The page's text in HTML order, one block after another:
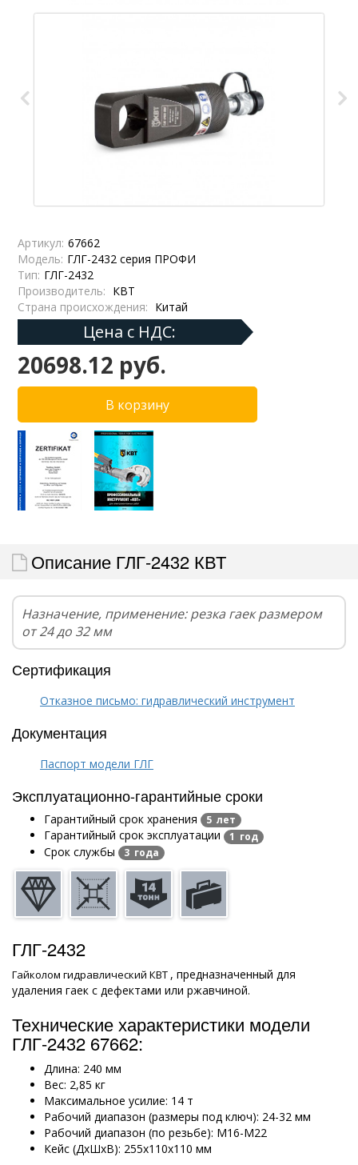
Артикул: 67662
Модель: ГЛГ-2432 серия ПРОФИ
Тип: ГЛГ-2432
Производитель: КВТ
Страна происхождения: Китай
Цена с НДС:
20698.12 руб.
Описание ГЛГ-2432 КВТ
Назначение, применение: резка гаек размером
от 24 до 32 мм
Сертификация
Отказное письмо: гидравлический инструмент
Документация
Паспорт модели ГЛГ
Эксплуатационно-гарантийные сроки
Гарантийный срок хранения 5 лет
Гарантийный срок эксплуатации 1 год
Срок службы 3 года
ГЛГ-2432
Гайколом гидравлический КВТ , предназначенный для
удаления гаек с дефектами или ржавчиной.
Технические характеристики модели
ГЛГ-2432 67662:
Длина: 240 мм
Вес: 2,85 кг
Максимальное усилие: 14 т
Рабочий диапазон (размеры под ключ): 24-32 мм
Рабочий диапазон (по резьбе): М16-М22
Кейс (ДхШхВ): 255х110х110 мм